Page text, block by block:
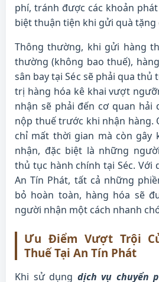
phí, tránh được các khoản
biệt thuận tiện khi gửi quà
Thông thường, khi gửi hàng
thường (không bao thuế),
sân bay tại Séc sẽ phải qua thủ
trị hàng hóa kê khai vượt
nhận sẽ phải đến cơ quan hải
nộp thuế trước khi nhận hàng.
chỉ mất thời gian mà còn gây
nhận, đặc biệt là những
thủ tục hành chính tại Séc. Với
An Tín Phát, tất cả những
bỏ hoàn toàn, hàng hóa sẽ
người nhận một cách nhanh
Ưu Điểm Vượt Trội
Thuế Tại An Tín Phát
Khi sử dụng dịch vụ chuyển